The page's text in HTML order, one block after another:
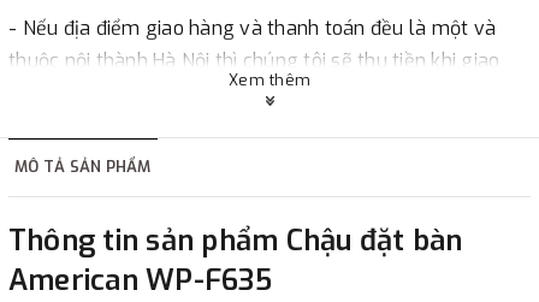
- Nếu địa điểm giao hàng và thanh toán đều là một và
thuộc nội thành Hà Nội thì chúng tôi sẽ thu tiền khi giao
hàng hoặc khách hàng đặt tiền trước một phần giá trị đơn
2. Thanh toán trực tiếp tại :
- Showroom Thanh Hương Địa chỉ : 23 phố Cát Linh,
phường Cát Linh, quận Đống Đa, Hà Nội.
Xem thêm
MÔ TẢ SẢN PHẨM
Thông tin sản phẩm Chậu đặt bàn
American WP-F635